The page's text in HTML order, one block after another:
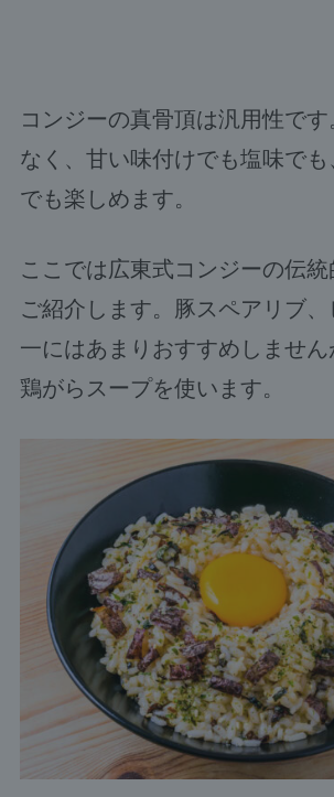
コンジーの真骨頂は汎用性で
なく、甘い味付けでも塩味で
でも楽しめます。
ここでは広東式コンジーの伝
ご紹介します。豚スペアリブ
一にはあまりおすすめしませ
鶏がらスープを使います。